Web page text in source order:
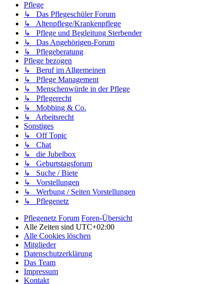
Pflege
↳ Das Pflegeschüler Forum
↳ Altenpflege/Krankenpflege
↳ Pflege und Begleitung Sterbender
↳ Das Angehörigen-Forum
↳ Pflegeberatung
Pflege bezogen
↳ Beruf im Allgemeinen
↳ Pflege Management
↳ Menschenwürde in der Pflege
↳ Pflegerecht
↳ Mobbing & Co.
↳ Arbeitsrecht
Sonstiges
↳ Off Topic
↳ Chat
↳ die Jubelbox
↳ Geburtstagsforum
↳ Suche / Biete
↳ Vorstellungen
↳ Werbung / Seiten Vorstellungen
↳ Pflegenetz
Pflegenetz Forum Foren-Übersicht
Alle Zeiten sind UTC+02:00
Alle Cookies löschen
Mitglieder
Datenschutzerklärung
Das Team
Impressum
Kontakt